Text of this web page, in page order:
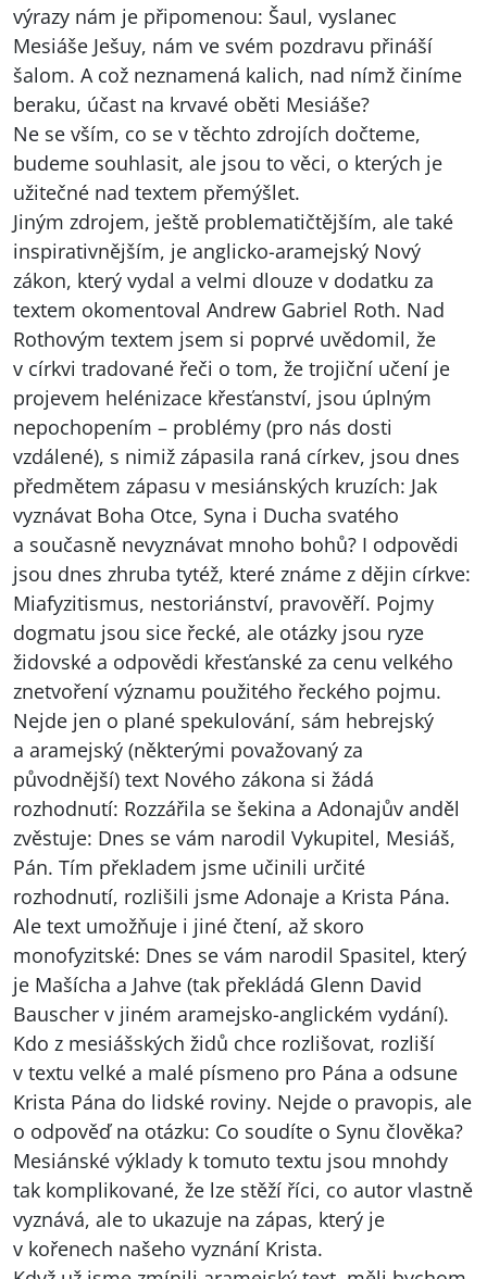
výrazy nám je připomenou: Šaul, vyslanec
Mesiáše Ješuy, nám ve svém pozdravu přináší
šalom. A což neznamená kalich, nad nímž činíme
beraku, účast na krvavé oběti Mesiáše?
Ne se vším, co se v těchto zdrojích dočteme,
budeme souhlasit, ale jsou to věci, o kterých je
užitečné nad textem přemýšlet.
Jiným zdrojem, ještě problematičtějším, ale také
inspirativnějším, je anglicko-aramejský Nový
zákon, který vydal a velmi dlouze v dodatku za
textem okomentoval Andrew Gabriel Roth. Nad
Rothovým textem jsem si poprvé uvědomil, že
v církvi tradované řeči o tom, že trojiční učení je
projevem helénizace křesťanství, jsou úplným
nepochopením – problémy (pro nás dosti
vzdálené), s nimiž zápasila raná církev, jsou dnes
předmětem zápasu v mesiánských kruzích: Jak
vyznávat Boha Otce, Syna i Ducha svatého
a současně nevyznávat mnoho bohů? I odpovědi
jsou dnes zhruba tytéž, které známe z dějin církve:
Miafyzitismus, nestoriánství, pravověří. Pojmy
dogmatu jsou sice řecké, ale otázky jsou ryze
židovské a odpovědi křesťanské za cenu velkého
znetvoření významu použitého řeckého pojmu.
Nejde jen o plané spekulování, sám hebrejský
a aramejský (některými považovaný za
původnější) text Nového zákona si žádá
rozhodnutí: Rozzářila se šekina a Adonajův anděl
zvěstuje: Dnes se vám narodil Vykupitel, Mesiáš,
Pán. Tím překladem jsme učinili určité
rozhodnutí, rozlišili jsme Adonaje a Krista Pána.
Ale text umožňuje i jiné čtení, až skoro
monofyzitské: Dnes se vám narodil Spasitel, který
je Mašícha a Jahve (tak překládá Glenn David
Bauscher v jiném aramejsko-anglickém vydání).
Kdo z mesiášských židů chce rozlišovat, rozliší
v textu velké a malé písmeno pro Pána a odsune
Krista Pána do lidské roviny. Nejde o pravopis, ale
o odpověď na otázku: Co soudíte o Synu člověka?
Mesiánské výklady k tomuto textu jsou mnohdy
tak komplikované, že lze stěží říci, co autor vlastně
vyznává, ale to ukazuje na zápas, který je
v kořenech našeho vyznání Krista.